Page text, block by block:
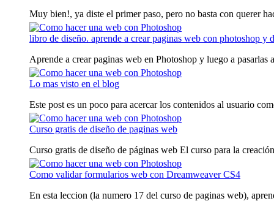
Muy bien!, ya diste el primer paso, pero no basta con querer
libro de diseño. aprende a crear paginas web con photoshop y
Aprende a crear paginas web en Photoshop y luego a pasarlas
Lo mas visto en el blog
Este post es un poco para acercar los contenidos al usuario
Curso gratis de diseño de paginas web
Curso gratis de diseño de páginas web El curso para la
Como validar formularios web con Dreamweaver CS4
En esta leccion (la numero 17 del curso de paginas web),